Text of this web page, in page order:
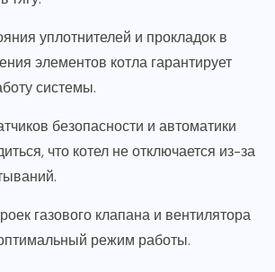
уплотнителей и прокладок в
элементов котла гарантирует
системы.
безопасности и автоматики
что котел не отключается из-за
газового клапана и вентилятора
режим работы.